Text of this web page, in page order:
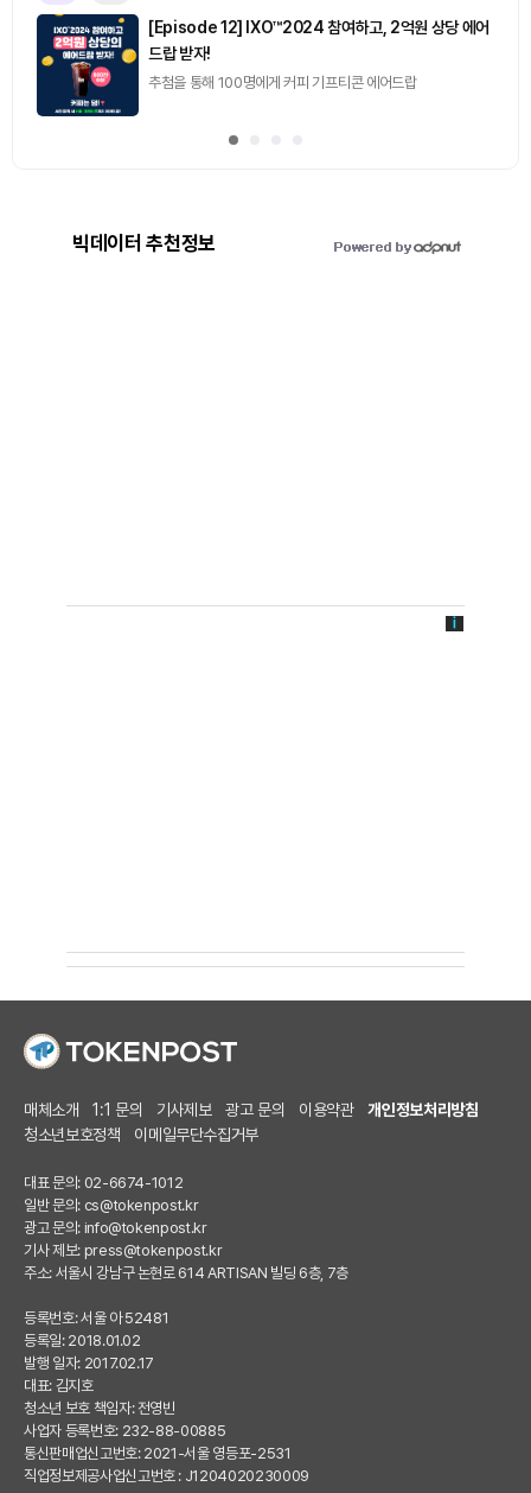
[Episode 12] IXO™2024 참여하고, 2억원 상당 에어
드랍 받자!
추첨을 통해 100명에게 커피 기프티콘 에어드랍
빅데이터 추천정보
매체소개 1:1 문의 기사제보 광고 문의 이용약관
개인정보처리방침
청소년보호정책
이메일무단수집거부
대표 문의: 02-6674-1012
일반 문의: cs@tokenpost.kr
광고 문의: info@tokenpost.kr
기사 제보: press@tokenpost.kr
주소: 서울시 강남구 논현로 614 ARTISAN 빌딩 6층, 7층
등록번호: 서울 아 52481
등록일: 2018.01.02
발행 일자: 2017.02.17
대표: 김지호
청소년 보호 책임자: 전영빈
사업자 등록번호: 232-88-00885
통신판매업신고번호: 2021-서울 영등포-2531
직업정보제공사업신고번호 : J1204020230009